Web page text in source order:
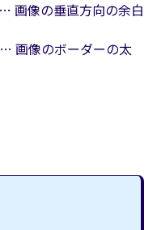
画像の垂直方向の余白
像のボーダーの太